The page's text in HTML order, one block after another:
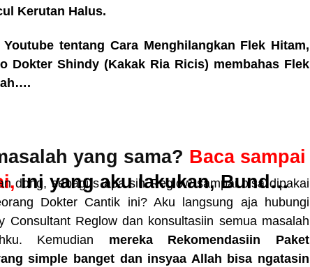
Kerutan Halus.
tentang Cara Menghilangkan Flek Hitam,
Dokter Shindy (Kakak Ria Ricis) membahas Flek
yang sama? Baca sampai
ini yang aku lakukan, Bund…
dong, sebagus apa sih Reglow sampai bisa dipakai
Dokter Cantik ini? Aku langsung aja hubungi
Consultant Reglow dan konsultasiin semua masalah
Kemudian mereka Rekomendasiin Paket
simple banget dan insyaa Allah bisa ngatasin